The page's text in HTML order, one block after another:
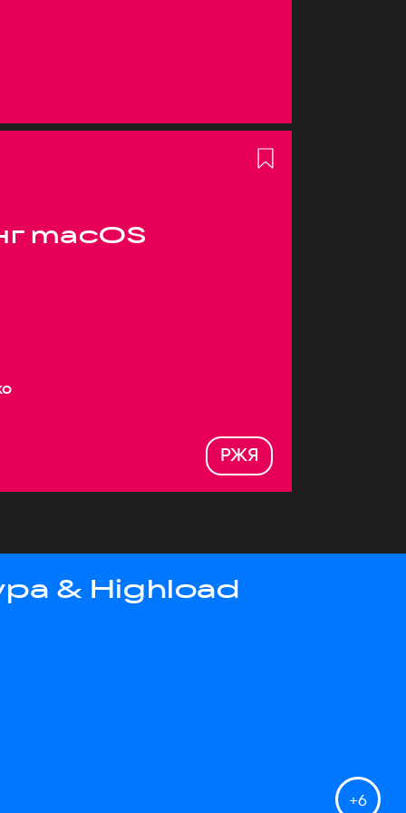
macOS
РЖЯ
& Highload
+6